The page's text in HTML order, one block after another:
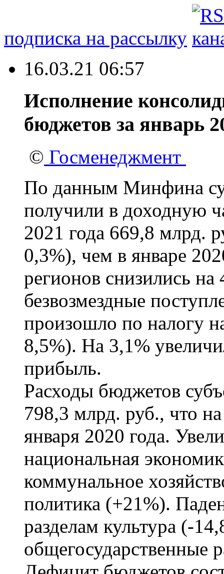
подписка на рассылку
16.03.21 06:57
Исполнение
бюджетов за январь
© Госменеджмент
По данным Минфина
получили в доходную
2021 года 669,8 млрд.
0,3%), чем в январе
регионов снизились
безвозмездные
произошло по налогу
8,5%). На 3,1%
прибыль.
Расходы бюджетов
798,3 млрд. руб., что
января 2020 года.
национальная
коммунальное
политика (+21%).
разделам культура (-
общегосударственные